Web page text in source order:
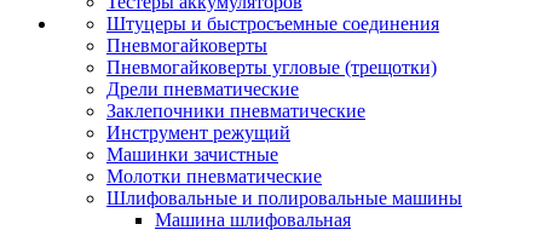
Штуцеры и быстросъемные соединения
Пневмогайковерты
Пневмогайковерты угловые (трещотки)
Дрели пневматические
Заклепочники пневматические
Инструмент режущий
Машинки зачистные
Молотки пневматические
Шлифовальные и полировальные машины
Машина шлифовальная